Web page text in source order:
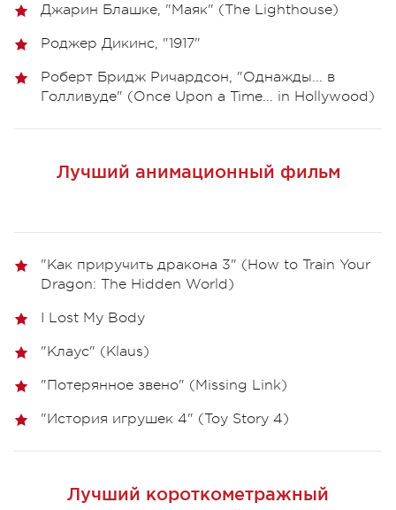
Джарин Блашке, "Маяк" (The Lighthouse)
Роджер Дикинс, "1917"
Роберт Бридж Ричардсон, "Однажды... в
Голливуде" (Once Upon a Time... in Hollywood)
Лучший анимационный фильм
"Как приручить дракона 3" (How to Train Your
Dragon: The Hidden World)
I Lost My Body
"Клаус" (Klaus)
"Потерянное звено" (Missing Link)
"История игрушек 4" (Toy Story 4)
Лучший короткометражный